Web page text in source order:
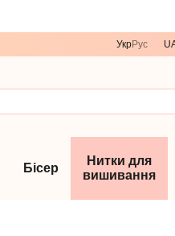
УкрРус
Бісер
Нитки для
вишивання